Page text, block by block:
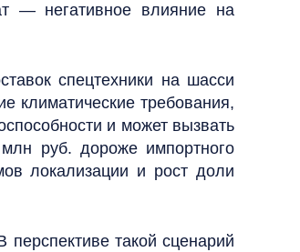
— негативное влияние на
спецтехники на шасси
климатические требования,
и может вызвать
руб. дороже импортного
локализации и рост доли
такой сценарий